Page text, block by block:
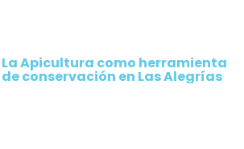
La Apicultura como herramienta
de conservación en Las Alegrías